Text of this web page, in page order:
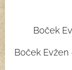
Boček
Boček Evžen